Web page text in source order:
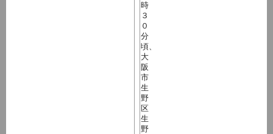
時
３
０
分
頃、
大
阪
市
生
野
区
生
野